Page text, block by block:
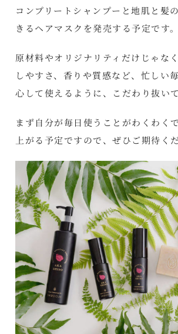
コンプリートシャンプーと地肌と髪
きるヘアマスクを発売する予定です。
原材料やオリジナリティだけじゃな
しやすさ、香りや質感など、忙しい
心して使えるように、こだわり抜いて
まず自分が毎日使うことがわくわく
上がる予定ですので、ぜひご期待く